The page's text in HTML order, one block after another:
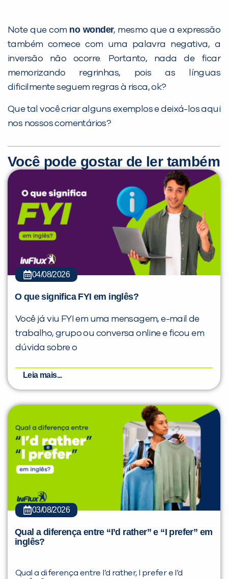
Note que com no wonder, mesmo que a expressão
também comece com uma palavra negativa, a
inversão não ocorre. Portanto, nada de ficar
memorizando regrinhas, pois as línguas
dificilmente seguem regras à risca, ok?
Que tal você criar alguns exemplos e deixá-los aqui
nos nossos comentários?
Você pode gostar de ler também
04/08/2026
O que significa FYI em inglês?
Você já viu FYI em uma mensagem, e-mail de
trabalho, grupo ou conversa online e ficou em
dúvida sobre o
Leia mais...
03/08/2026
Qual a diferença entre “I’d rather” e “I prefer” em
inglês?
Qual a diferença entre I’d rather, I prefer e I’d